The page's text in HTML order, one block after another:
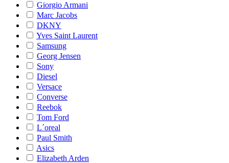
Giorgio Armani
Marc Jacobs
DKNY
Yves Saint Laurent
Samsung
Georg Jensen
Sony
Diesel
Versace
Converse
Reebok
Tom Ford
L´oreal
Paul Smith
Asics
Elizabeth Arden